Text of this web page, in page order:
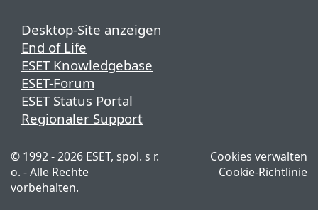
Desktop-Site anzeigen
End of Life
ESET Knowledgebase
ESET-Forum
ESET Status Portal
Regionaler Support
© 1992 - 2026 ESET, spol. s r.
o. - Alle Rechte
vorbehalten.
Cookies verwalten
Cookie-Richtlinie